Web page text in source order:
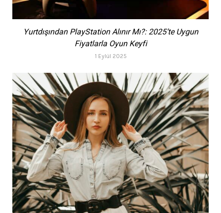
Yurtdışından PlayStation Alınır Mı?: 2025’te Uygun
Fiyatlarla Oyun Keyfi
1 Eylül 2025